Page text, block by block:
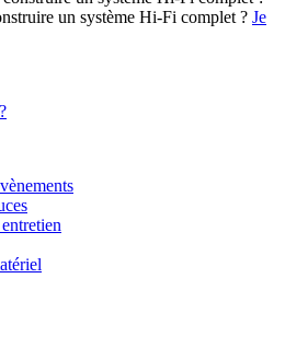
un système Hi-Fi complet ? Je